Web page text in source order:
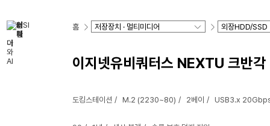
홈
이지넷유비쿼터스 NEXTU 크반
도킹스테이션 M.2 (2230~80) 2베이 USB3.x